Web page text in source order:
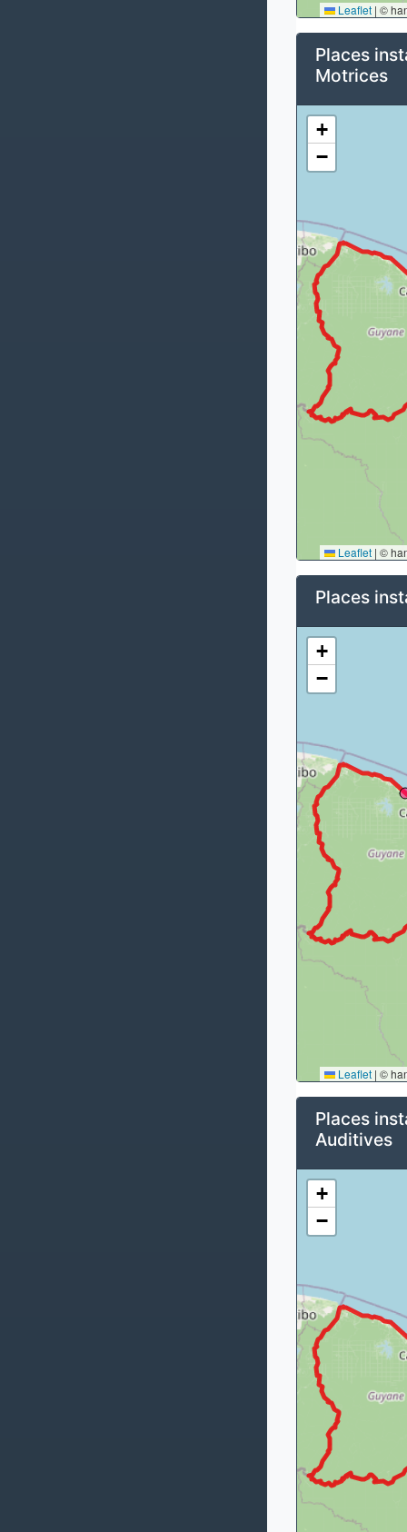
Leaflet | ©
Places
Motrices
+
−
Leaflet | ©
Places
+
−
Leaflet | ©
Places
Auditives
+
−